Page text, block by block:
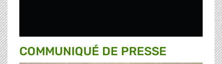
COMMUNIQUÉ DE PRESSE